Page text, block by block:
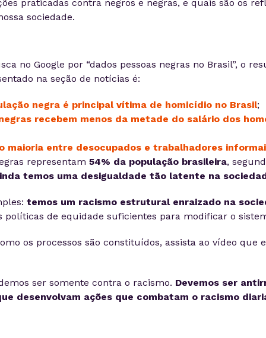
praticadas contra negros e negras, e quais são os
sociedade.
no Google por “dados pessoas negras no Brasil”, o
na seção de notícias é:
negra é principal vítima de homicídio no Brasil;
recebem menos da metade do salário dos
maioria entre desocupados e trabalhadores
representam 54% da população brasileira,
temos uma desigualdade tão latente na
temos um racismo estrutural enraizado na
políticas de equidade suficientes para modificar o
os processos são constituídos, assista ao vídeo que
ser somente contra o racismo. Devemos ser
desenvolvam ações que combatam o racismo